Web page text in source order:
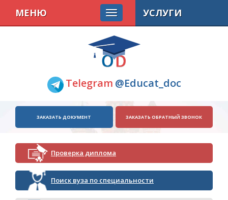
Telegram @Educat_doc
МЕНЮ
ЗАКАЗАТЬ ДОКУМЕНТ ЗАКАЗАТЬ ОБРАТНЫЙ ЗВОНОК
Проверка диплома
Поиск вуза по специальности
УСЛУГИ